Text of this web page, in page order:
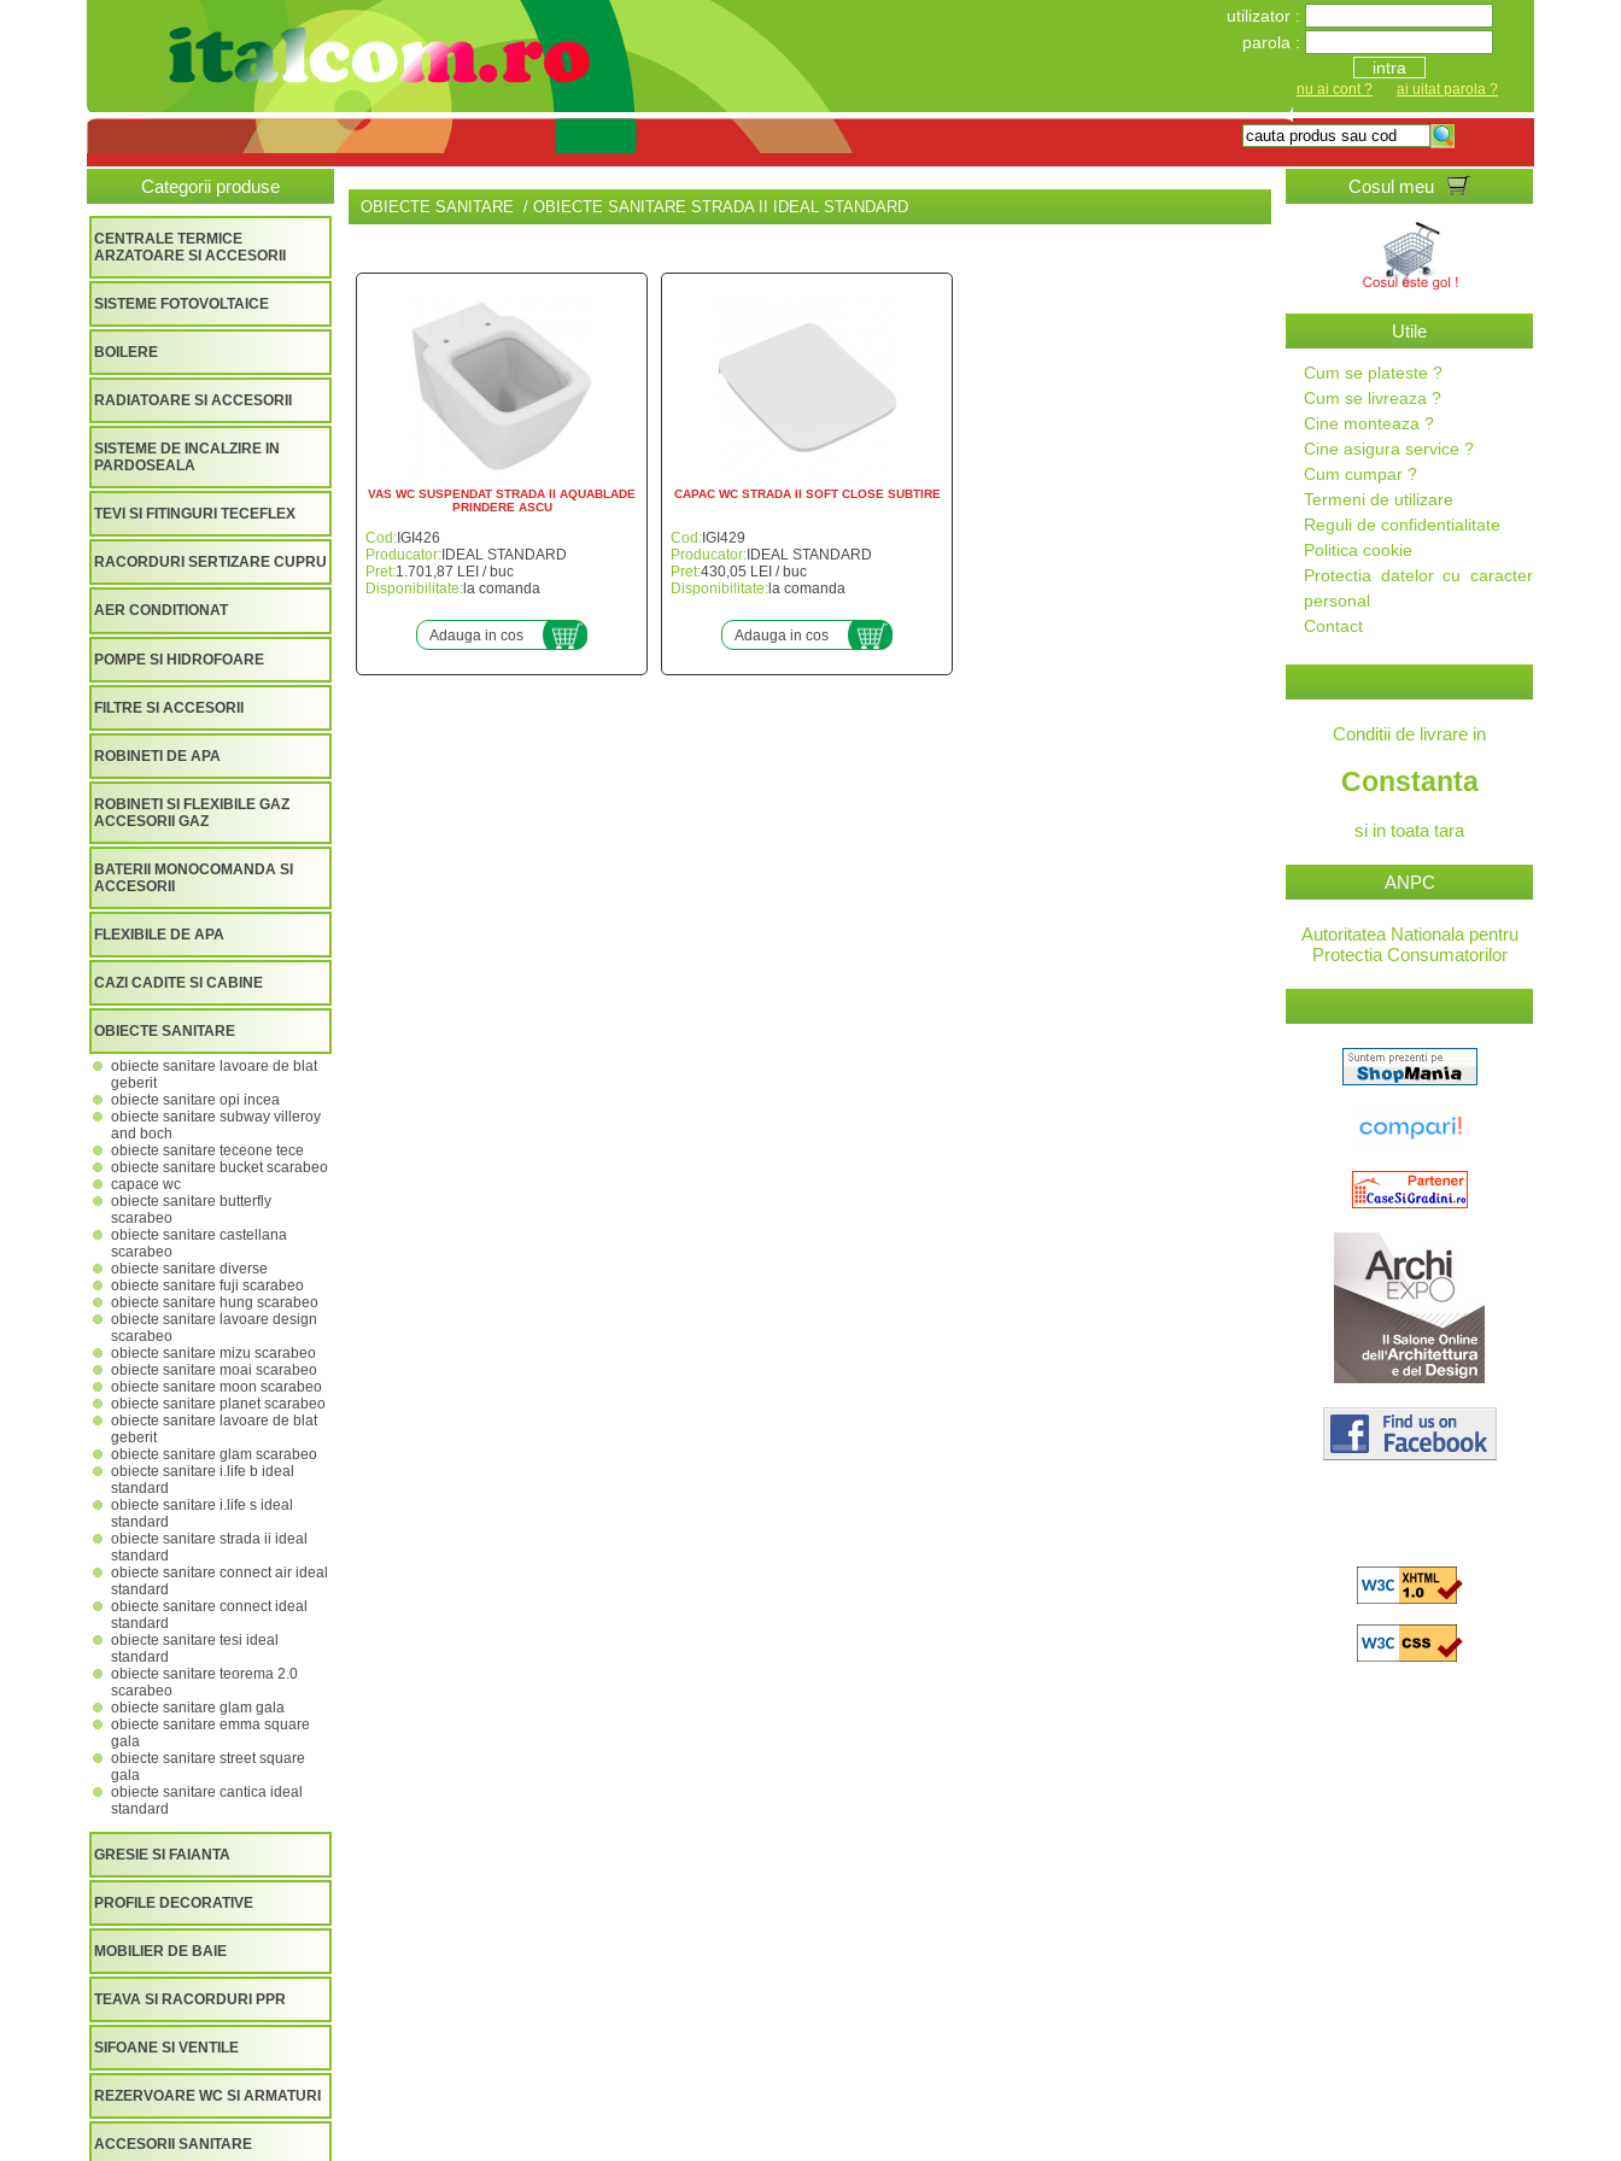
utilizator :
parola :
intra
nu ai cont ? ai uitat parola ?
Categorii produse
CENTRALE TERMICE
ARZATOARE SI ACCESORII
SISTEME FOTOVOLTAICE
BOILERE
RADIATOARE SI ACCESORII
SISTEME DE INCALZIRE IN
PARDOSEALA
TEVI SI FITINGURI TECEFLEX
RACORDURI SERTIZARE CUPRU
AER CONDITIONAT
POMPE SI HIDROFOARE
FILTRE SI ACCESORII
ROBINETI DE APA
ROBINETI SI FLEXIBILE GAZ
ACCESORII GAZ
BATERII MONOCOMANDA SI
ACCESORII
FLEXIBILE DE APA
CAZI CADITE SI CABINE
OBIECTE SANITARE
obiecte sanitare lavoare de blat
geberit
obiecte sanitare opi incea
obiecte sanitare subway villeroy
and boch
obiecte sanitare teceone tece
obiecte sanitare bucket scarabeo
capace wc
obiecte sanitare butterfly
scarabeo
obiecte sanitare castellana
scarabeo
obiecte sanitare diverse
obiecte sanitare fuji scarabeo
obiecte sanitare hung scarabeo
obiecte sanitare lavoare design
scarabeo
obiecte sanitare mizu scarabeo
obiecte sanitare moai scarabeo
obiecte sanitare moon scarabeo
obiecte sanitare planet scarabeo
obiecte sanitare lavoare de blat
geberit
obiecte sanitare glam scarabeo
obiecte sanitare i.life b ideal
standard
obiecte sanitare i.life s ideal
standard
obiecte sanitare strada ii ideal
standard
obiecte sanitare connect air ideal
standard
obiecte sanitare connect ideal
standard
obiecte sanitare tesi ideal
standard
obiecte sanitare teorema 2.0
scarabeo
obiecte sanitare glam gala
obiecte sanitare emma square
gala
obiecte sanitare street square
gala
obiecte sanitare cantica ideal
standard
GRESIE SI FAIANTA
PROFILE DECORATIVE
MOBILIER DE BAIE
TEAVA SI RACORDURI PPR
SIFOANE SI VENTILE
REZERVOARE WC SI ARMATURI
ACCESORII SANITARE
OBIECTE SANITARE / OBIECTE SANITARE STRADA II IDEAL STANDARD
VAS WC SUSPENDAT STRADA II AQUABLADE
PRINDERE ASCU
Cod: IGI426
Producator: IDEAL STANDARD
Pret:1.701,87 LEI / buc
Disponibilitate: la comanda
Adauga in cos
CAPAC WC STRADA II SOFT CLOSE SUBTIRE
Cod: IGI429
Producator: IDEAL STANDARD
Pret:430,05 LEI / buc
Disponibilitate: la comanda
Adauga in cos
Cosul meu
Utile
Cum se plateste ?
Cum se livreaza ?
Cine monteaza ?
Cine asigura service ?
Cum cumpar ?
Termeni de utilizare
Reguli de confidentialitate
Politica cookie
Protectia datelor cu caracter
personal
Contact
Conditii de livrare in
Constanta
si in toata tara
ANPC
Autoritatea Nationala pentru
Protectia Consumatorilor